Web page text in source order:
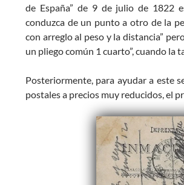
de España” de 9 de julio de 1822
conduzca de un punto a otro de la
con arreglo al peso y la distancia”
un pliego común 1 cuarto”, cuando la
Posteriormente, para ayudar a este
postales a precios muy reducidos, el